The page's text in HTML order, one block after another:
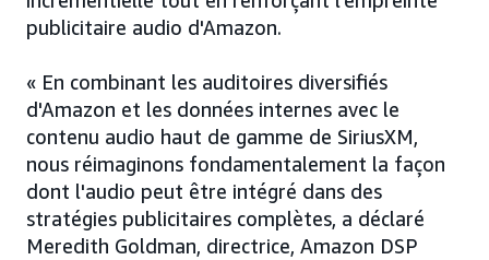
publicitaire audio d'Amazon.
« En combinant les auditoires diversifiés
d'Amazon et les données internes avec le
contenu audio haut de gamme de SiriusXM,
nous réimaginons fondamentalement la façon
dont l'audio peut être intégré dans des
stratégies publicitaires complètes, a déclaré
Meredith Goldman, directrice, Amazon DSP